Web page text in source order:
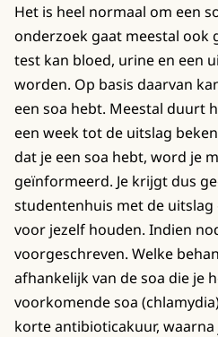
Het is heel normaal om een
onderzoek gaat meestal ook
test kan bloed, urine en een
worden. Op basis daarvan
een soa hebt. Meestal duurt
een week tot de uitslag
dat je een soa hebt, word je
geïnformeerd. Je krijgt dus
studentenhuis met de
voor jezelf houden. Indien
voorgeschreven. Welke
afhankelijk van de soa die je
voorkomende soa
korte antibioticakuur, waarna